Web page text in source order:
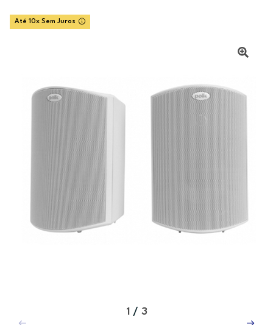
Até 10x Sem Juros
1 / 3